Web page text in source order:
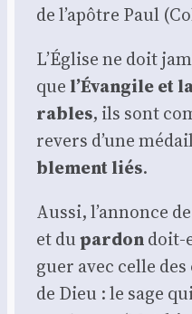
de l’a­pôtre Paul
L’É­glise ne doit
que l’É­van­gile et
rables, ils sont
revers d’une
ble­ment liés.
Aus­si, l’an­nonce
et dupar­dondoit-
guer avec celle des
de Dieu : le sage